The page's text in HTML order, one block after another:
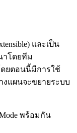
และเป็น
าโดยทีม
ดยตอนนี้มีการใช้
งแผนจะขยายระบบ
พร้อมกัน